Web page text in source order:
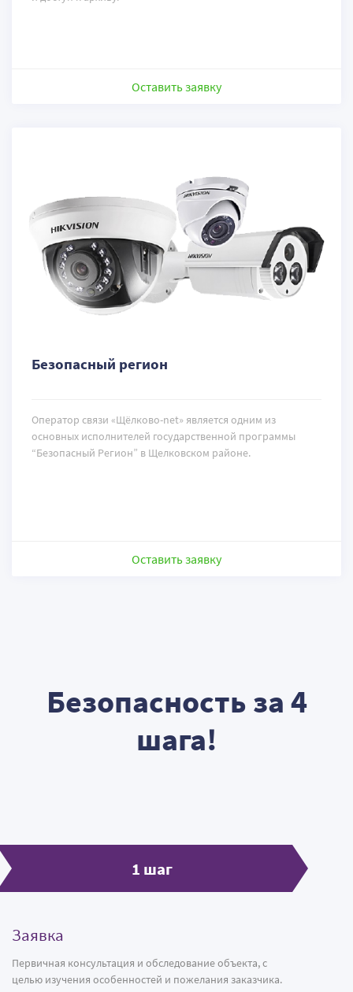
Оставить заявку
Безопасный регион
Оператор связи «Щёлково-net» является одним из
основных исполнителей государственной программы
“Безопасный Регион” в Щелковском районе.
Оставить заявку
Безопасность за 4
шага!
1 шаг
Заявка
Первичная консультация и обследование объекта, с
целью изучения особенностей и пожелания заказчика.